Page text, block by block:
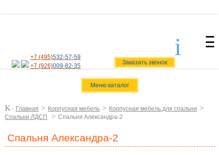
+7 (495)532-57-59
+7 (926)009-82-35 Заказать звонок
i
Меню каталог
K - Главная > Корпусная мебель > Корпусная мебель для спальни >
Спальни ЛДСП > Спальня Александра-2
Спальня Александра-2